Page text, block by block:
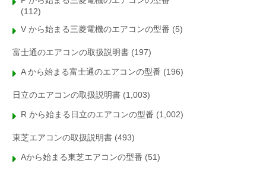
(112)
V から始まる三菱電機のエアコンの型番 (5)
富士通のエアコンの取扱説明書 (197)
A から始まる富士通のエアコンの型番 (196)
日立のエアコンの取扱説明書 (1,003)
R から始まる日立のエアコンの型番 (1,002)
東芝エアコンの取扱説明書 (493)
Aから始まる東芝エアコンの型番 (51)